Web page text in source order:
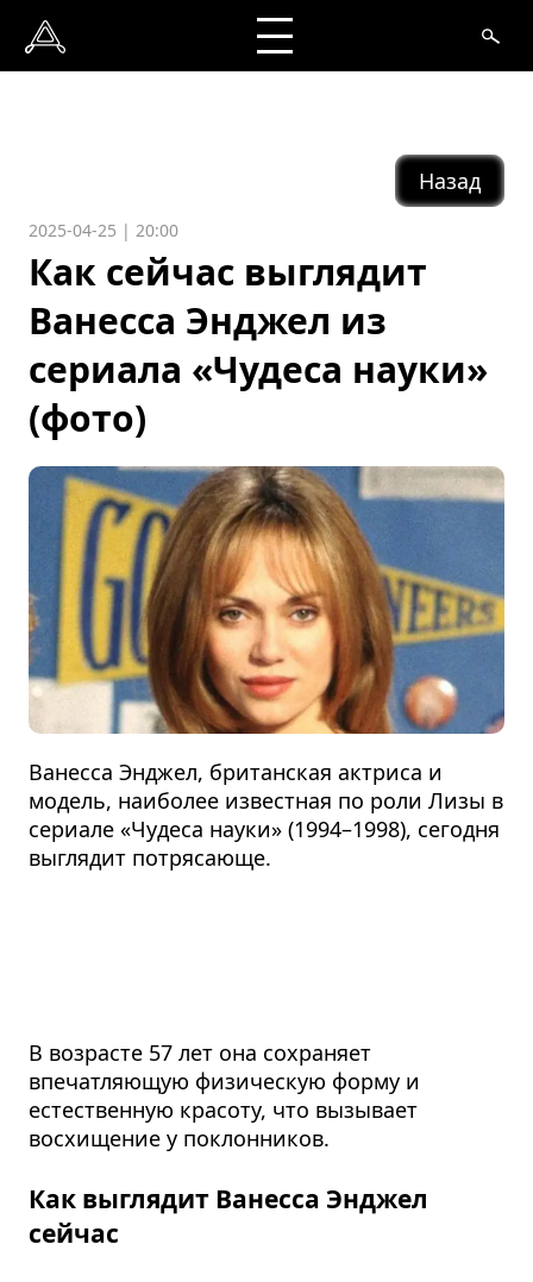
Назад
2025-04-25 | 20:00
Как сейчас выглядит
Ванесса Энджел из
сериала «Чудеса науки»
(фото)
Ванесса Энджел, британская актриса и
модель, наиболее известная по роли Лизы в
сериале «Чудеса науки» (1994–1998), сегодня
выглядит потрясающе.
В возрасте 57 лет она сохраняет
впечатляющую физическую форму и
естественную красоту, что вызывает
восхищение у поклонников.​
Как выглядит Ванесса Энджел
сейчас